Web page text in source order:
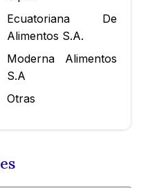
Ecuatoriana De
Alimentos S.A.
Moderna Alimentos
S.A
Otras